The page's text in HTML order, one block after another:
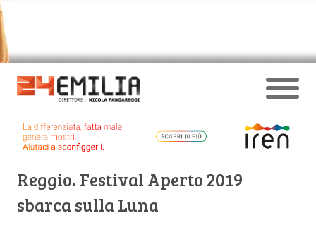
Reggio. Festival Aperto 2019
sbarca sulla Luna